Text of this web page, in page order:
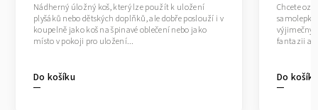
Do košíku
Nádherný úložný koš, který lze použít k uložení
plyšáků nebo dětských doplňků, ale dobře poslouží i v
koupelně jako koš na špinavé oblečení nebo jako
místo v pokoji pro uložení...
Do košíku
Chcete
fantazii a